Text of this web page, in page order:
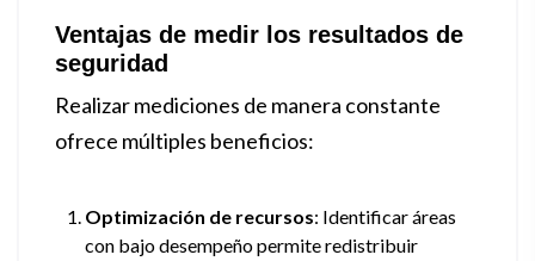
Ventajas de medir los resultados de
seguridad
Realizar mediciones de manera constante
ofrece múltiples beneficios:
Optimización de recursos: Identificar áreas
con bajo desempeño permite redistribuir